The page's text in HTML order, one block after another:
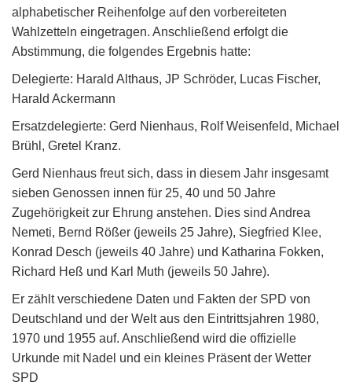
alphabetischer Reihenfolge auf den vorbereiteten
Wahlzetteln eingetragen. Anschließend erfolgt die
Abstimmung, die folgendes Ergebnis hatte:
Delegierte: Harald Althaus, JP Schröder, Lucas Fischer,
Harald Ackermann
Ersatzdelegierte: Gerd Nienhaus, Rolf Weisenfeld, Michael
Brühl, Gretel Kranz.
Gerd Nienhaus freut sich, dass in diesem Jahr insgesamt
sieben Genossen innen für 25, 40 und 50 Jahre
Zugehörigkeit zur Ehrung anstehen. Dies sind Andrea
Nemeti, Bernd Rößer (jeweils 25 Jahre), Siegfried Klee,
Konrad Desch (jeweils 40 Jahre) und Katharina Fokken,
Richard Heß und Karl Muth (jeweils 50 Jahre).
Er zählt verschiedene Daten und Fakten der SPD von
Deutschland und der Welt aus den Eintrittsjahren 1980,
1970 und 1955 auf. Anschließend wird die offizielle
Urkunde mit Nadel und ein kleines Präsent der Wetter
SPD